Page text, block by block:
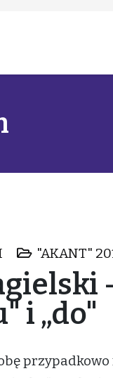
"AKANT"
i „do"